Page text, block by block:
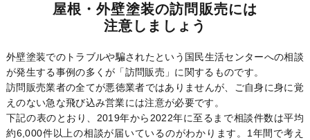
屋根・外壁塗装の訪問販売には
注意しましょう
外壁塗装でのトラブルや騙されたという国民生活センターへの相談
が発生する事例の多くが「訪問販売」に関するものです。
訪問販売業者の全てが悪徳業者ではありませんが、ご自身に身に覚
えのない急な飛び込み営業には注意が必要です。
下記の表のとおり、2019年から2022年に至るまで相談件数は平均
約6,000件以上の相談が届いているのがわかります。1年間で考え